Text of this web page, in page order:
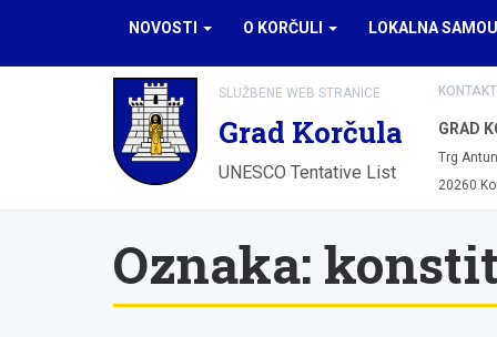
NOVOSTI O KORČULI LOKALNA
SLUŽBENE WEB STRANICE
Grad Korčula
UNESCO Tentative List
GRAD
Trg
20260
Oznaka: